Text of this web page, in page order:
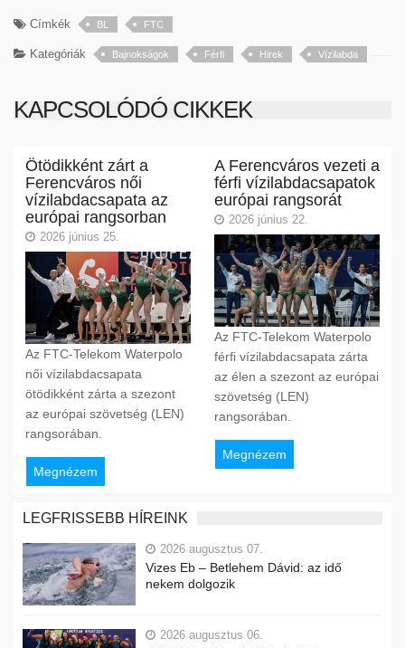
Címkék BL FTC
Kategóriák Bajnokságok Férfi Hirek Vízilabda
KAPCSOLÓDÓ CIKKEK
Ötödikként zárt a
Ferencváros női
vízilabdacsapata az
európai rangsorban
2026 június 25.
Az FTC-Telekom Waterpolo
női vízilabdacsapata
ötödikként zárta a szezont
az európai szövetség (LEN)
rangsorában.
Megnézem
A Ferencváros vezeti a
férfi vízilabdacsapatok
európai rangsorát
2026 június 22.
Az FTC-Telekom Waterpolo
férfi vízilabdacsapata zárta
az élen a szezont az európai
szövetség (LEN)
rangsorában.
Megnézem
LEGFRISSEBB HÍREINK
2026 augusztus 07.
Vizes Eb – Betlehem Dávid: az idő
nekem dolgozik
2026 augusztus 06.